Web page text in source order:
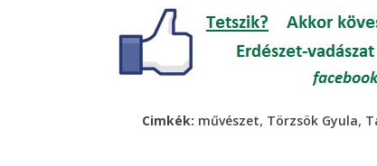
Cimkék: művészet, Törzsök Gyula,